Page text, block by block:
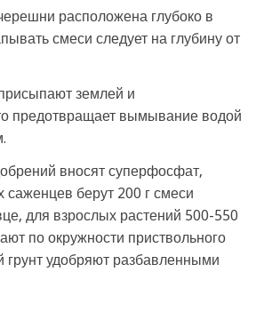
расположена глубоко в
смеси следует на глубину от
землей и
предотвращает вымывание водой
вносят суперфосфат,
берут 200 г смеси
для взрослых растений 500-550
по окружности приствольного
грунт удобряют разбавленными